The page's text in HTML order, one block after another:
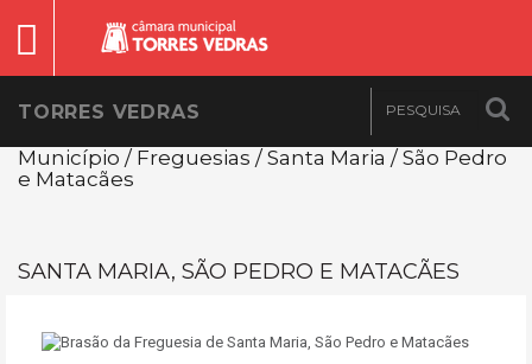
TORRES VEDRAS
Município / Freguesias / Santa Maria / São Pedro
e Matacães
SANTA MARIA, SÃO PEDRO E MATACÃES